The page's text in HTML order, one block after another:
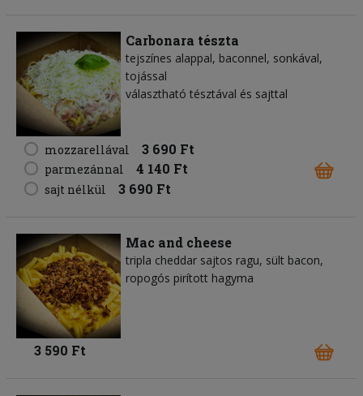
Carbonara tészta
tejszínes alappal, baconnel, sonkával,
tojással
választható tésztával és sajttal
mozzarellával 3 690 Ft
parmezánnal 4 140 Ft
sajt nélkül 3 690 Ft
Mac and cheese
tripla cheddar sajtos ragu, sült bacon,
ropogós pirított hagyma
3 590 Ft